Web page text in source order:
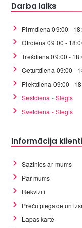
Darba laiks
Pirmdiena 09:00 -
Otrdiena 09:00 -
Trešdiena 09:00 -
Ceturtdiena 09:00 -
Piektdiena 09:00 -
Sestdiena - Slēgts
Svētdiena - Slēgts
Informācija
Sazinies ar mums
Par mums
Rekvizīti
Preču piegāde un
Lapas karte